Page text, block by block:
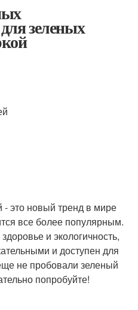
зеленых
это новый тренд в мире
все более популярным.
и экологичность,
и доступен для
не пробовали зеленый
попробуйте!